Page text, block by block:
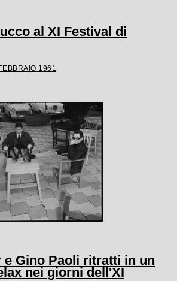
al XI Festival di
1961
e Gino Paoli ritratti in un
nei giorni dell'XI